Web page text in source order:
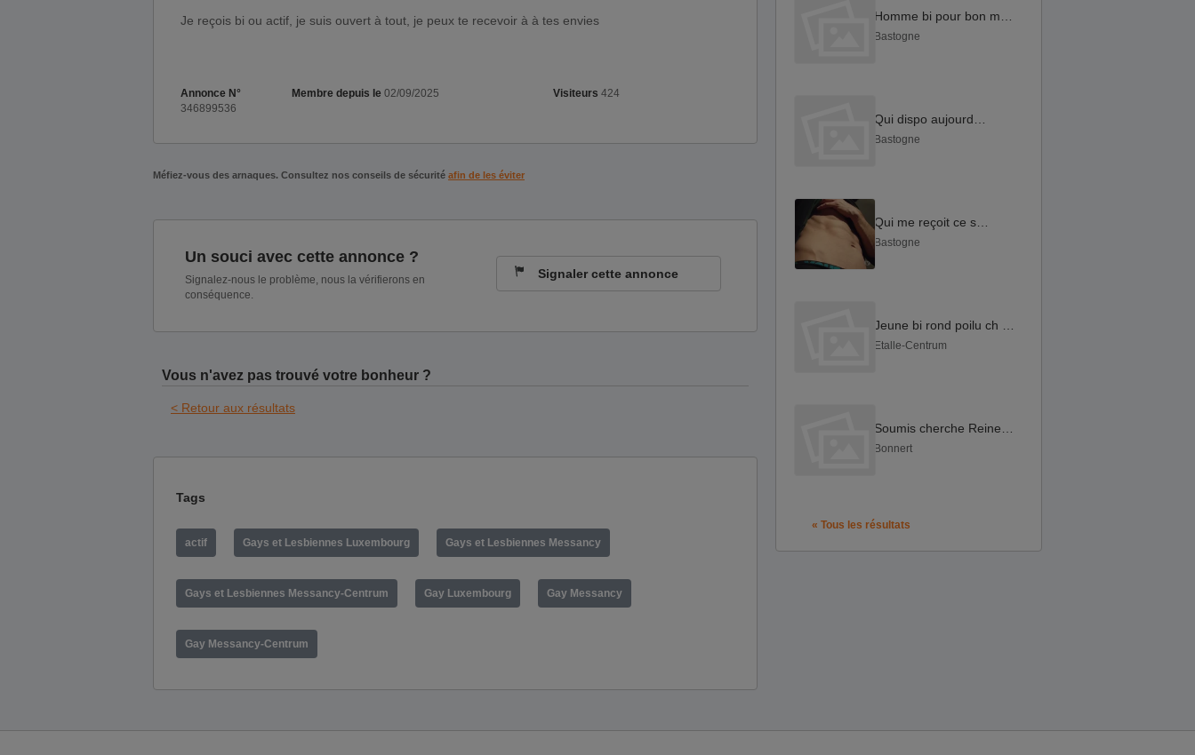
Je reçois bi ou actif, je suis ouvert à tout, je peux te recevoir à à tes envies
Annonce N°
346899536
Membre depuis le 02/09/2025 Visiteurs 424
Méfiez-vous des arnaques. Consultez nos conseils de sécurité afin de les éviter
Un souci avec cette annonce ?
Signalez-nous le problème, nous la vérifierons en
conséquence.
Signaler cette annonce
Vous n'avez pas trouvé votre bonheur ?
< Retour aux résultats
Bastogne
Bastogne
Bastogne
Etalle-Centrum
Bonnert
« Tous les résultats
Tags
actif Gays et Lesbiennes Luxembourg Gays et Lesbiennes Messancy
Gays et Lesbiennes Messancy-Centrum Gay Luxembourg Gay Messancy
Gay Messancy-Centrum